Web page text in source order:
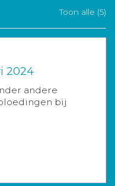
Toon alle (5)
2024
andere
bij